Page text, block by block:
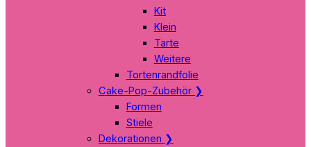
Kit
Klein
Tarte
Weitere
Tortenrandfolie
Cake-Pop-Zubehör ❯
Formen
Stiele
Dekorationen ❯